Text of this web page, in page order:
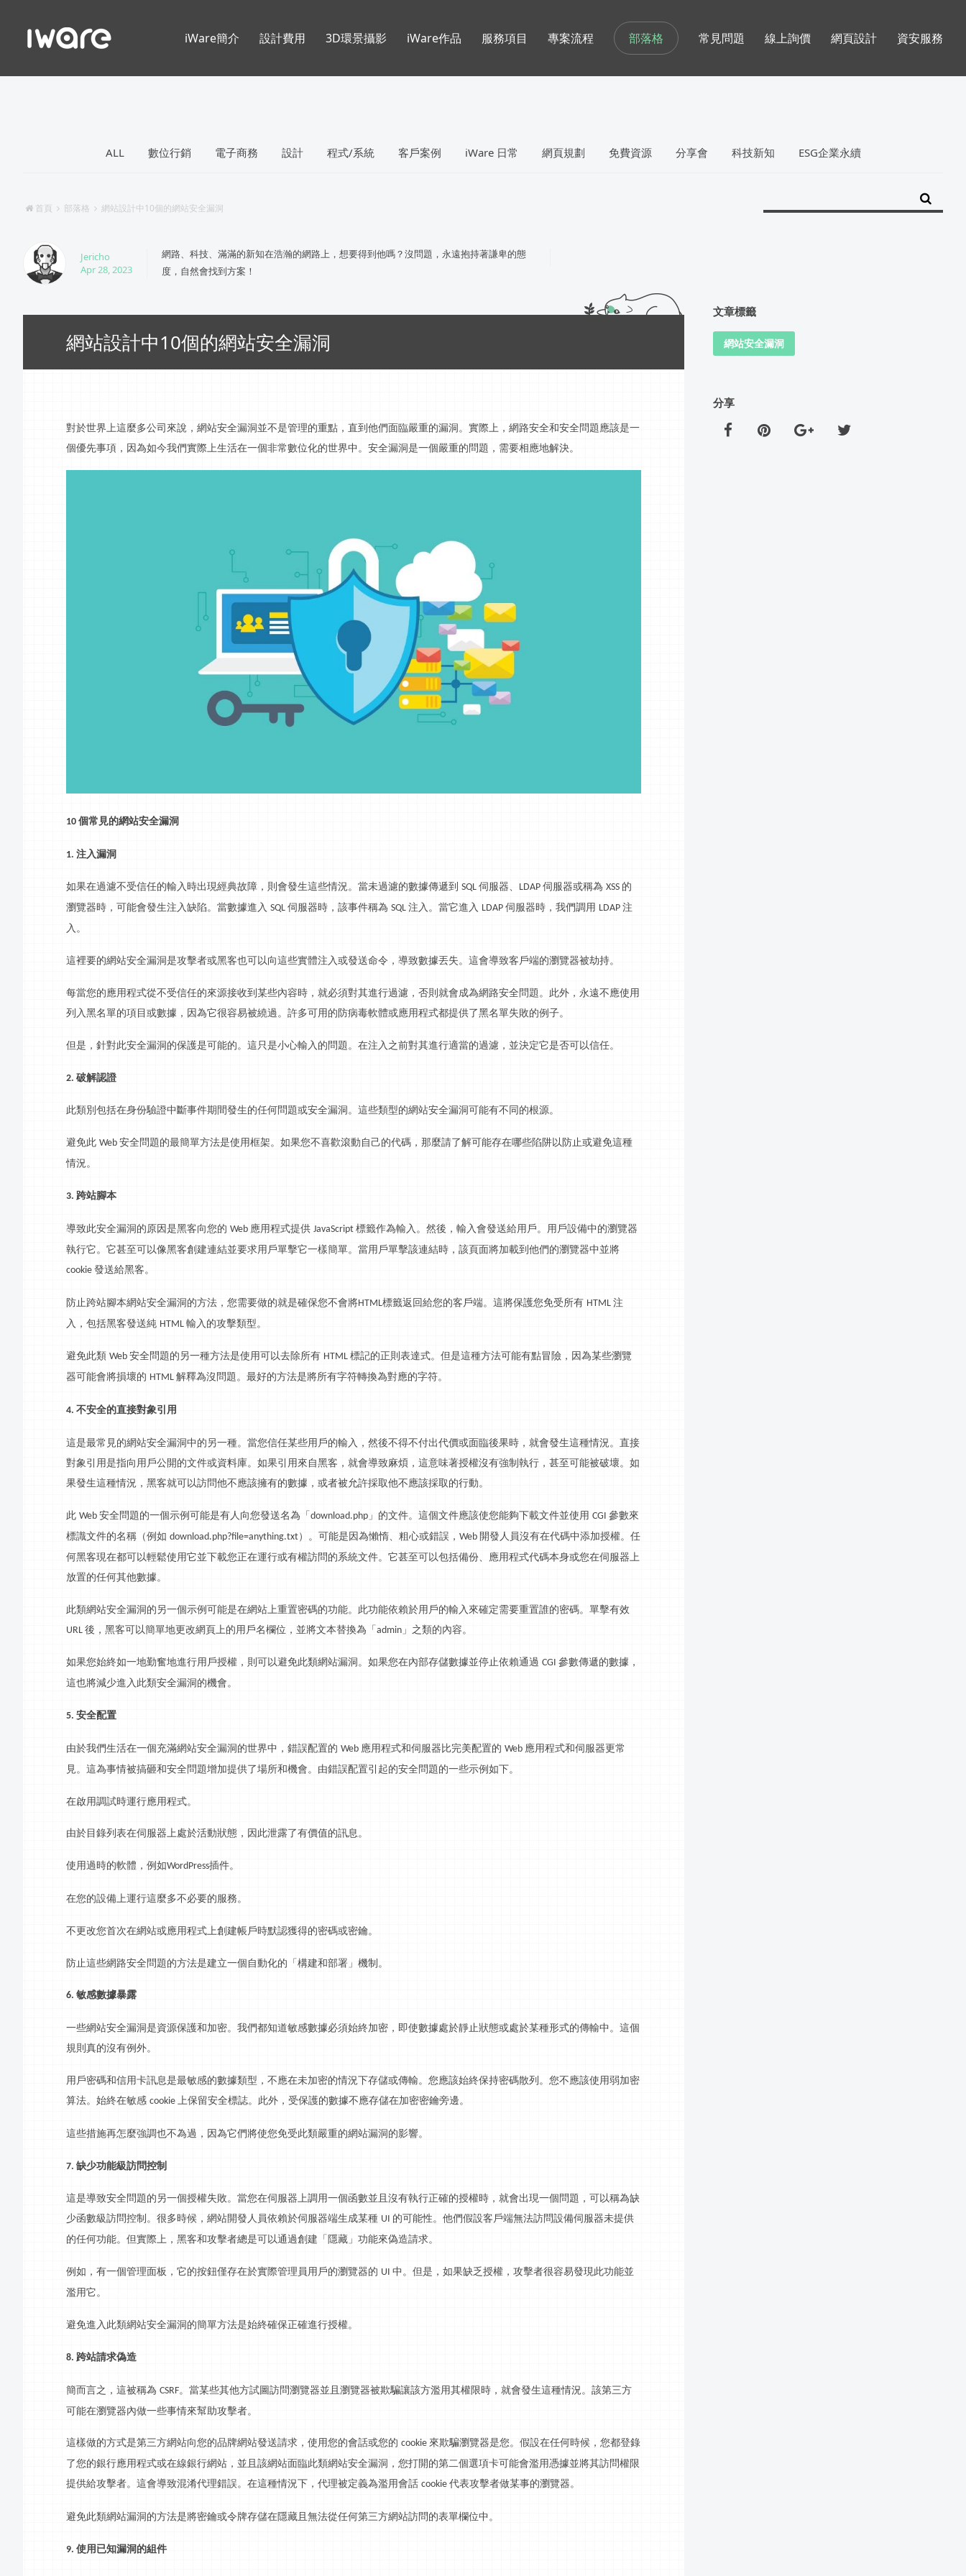
部落格
ALL 數位行銷 電子商務 設計 程式/系統 客戶案例 iWare 日常 網頁規劃 免費資源 分享會 科技新知 ESG企業永續
首頁 部落格 網站設計中10個的網站安全漏洞
Jericho
Apr 28, 2023
網路、科技、滿滿的新知在浩瀚的網路上，想要得到他嗎？沒問題，永遠抱持著謙卑的態
度，自然會找到方案！
網站設計中10個的網站安全漏洞
對於世界上這麼多公司來說，網站安全漏洞並不是管理的重點，直到他們面臨嚴重的漏洞。實際上， 網路安全和安全問題應該是一
個優先事項，因為如今我們實際上生活在一個非常數位化的世界中。安全漏洞是一個嚴重的問題，需要相應地解決。
10 個常見的網站安全漏洞
1. 注入漏洞
如果在過濾不受信任的輸入時出現經典故障，則會發生這些情況。當未過濾的數據傳遞到 SQL 伺服器、 LDAP 伺服器或稱為 XSS 的
瀏覽器時，可能會發生注入缺陷。當數據進入 SQL 伺服器時，該事件稱為 SQL 注入。當它進入 LDAP 伺服器時，我們調用 LDAP 注
入。
這裡要的網站安全漏洞是攻擊者或黑客也可以向這些實體注入或發送命令，導致數據丟失。這會導致客戶端的瀏覽器被劫持。
每當您的應用程式從不受信任的來源接收到某些內容時，就必須對其進行過濾，否則就會成為網路安全問題。此外，永遠不應使用
列入黑名單的項目或數據，因為它很容易被繞過。許多可用的防病毒軟體或應用程式都提供了黑名單失敗的例子。
但是，針對此安全漏洞的保護是可能的。這只是小心輸入的問題。在注入之前對其進行適當的過濾，並決定它是否可以信任。
2. 破解認證
此類別包括在身份驗證中斷事件期間發生的任何問題或安全漏洞。這些類型的網站安全漏洞可能有不同的根源。
避免此 Web 安全問題的最簡單方法是使用框架。如果您不喜歡滾動自己的代碼，那麼請了解可能存在哪些陷阱以防止或避免這種
情況。
3. 跨站腳本
導致此安全漏洞的原因是黑客向您的 Web 應用程式提供 JavaScript 標籤作為輸入。然後，輸入會發送給用戶。用戶設備中的瀏覽器
執行它。它甚至可以像黑客創建連結並要求用戶單擊它一樣簡單。當用戶單擊該連結時，該頁面將加載到他們的瀏覽器中並將
cookie 發送給黑客。
防止跨站腳本網站安全漏洞的方法，您需要做的就是確保您不會將HTML標籤返回給您的客戶端。這將保護您免受所有 HTML 注
入，包括黑客發送純 HTML 輸入的攻擊類型。
避免此類 Web 安全問題的另一種方法是使用可以去除所有 HTML 標記的正則表達式。但是這種方法可能有點冒險，因為某些瀏覽
器可能會將損壞的 HTML 解釋為沒問題。最好的方法是將所有字符轉換為對應的字符。
4. 不安全的直接對象引用
這是最常見的網站安全漏洞中的另一種。當您信任某些用戶的輸入，然後不得不付出代價或面臨後果時，就會發生這種情況。直接
對象引用是指向用戶公開的文件或資料庫。如果引用來自黑客，就會導致麻煩，這意味著授權沒有強制執行，甚至可能被破壞。如
果發生這種情況，黑客就可以訪問他不應該擁有的數據，或者被允許採取他不應該採取的行動。
此 Web 安全問題的一個示例可能是有人向您發送名為「download.php 」的文件。這個文件應該使您能夠下載文件並使用 CGI 參數來
標識文件的名稱（例如 download.php?file=anything.txt）。可能是因為懶惰、粗心或錯誤， Web 開發人員沒有在代碼中添加授權。任
何黑客現在都可以輕鬆使用它並下載您正在運行或有權訪問的系統文件。它甚至可以包括備份、應用程式代碼本身或您在伺服器上
放置的任何其他數據。
此類網站安全漏洞的另一個示例可能是在網站上重置密碼的功能。此功能依賴於用戶的輸入來確定需要重置誰的密碼。單擊有效
URL 後，黑客可以簡單地更改網頁上的用戶名欄位，並將文本替換為「admin 」之類的內容。
如果您始終如一地勤奮地進行用戶授權，則可以避免此類網站漏洞。如果您在內部存儲數據並停止依賴通過 CGI 參數傳遞的數據，
這也將減少進入此類安全漏洞的機會。
5.安全配置
由於我們生活在一個充滿網站安全漏洞的世界中，錯誤配置的 Web 應用程式和伺服器比完美配置的 Web 應用程式和伺服器更常
見。這為事情被搞砸和安全問題增加提供了場所和機會。由錯誤配置引起的安全問題的一些示例如下。
在啟用調試時運行應用程式。
由於目錄列表在伺服器上處於活動狀態，因此泄露了有價值的訊息。
使用過時的軟體，例如WordPress插件。
在您的設備上運行這麼多不必要的服務。
不更改您首次在網站或應用程式上創建帳戶時默認獲得的密碼或密鑰。
防止這些網路安全問題的方法是建立一個自動化的「構建和部署」機制。
6. 敏感數據暴露
一些網站安全漏洞是資源保護和加密。我們都知道敏感數據必須始終加密，即使數據處於靜止狀態或處於某種形式的傳輸中。這個
規則真的沒有例外。
用戶密碼和信用卡訊息是最敏感的數據類型，不應在未加密的情況下存儲或傳輸。您應該始終保持密碼散列。您不應該使用弱加密
算法。始終在敏感 cookie 上保留安全標誌。此外，受保護的數據不應存儲在加密密鑰旁邊。
這些措施再怎麼強調也不為過，因為它們將使您免受此類嚴重的網站漏洞的影響。
7. 缺少功能級訪問控制
這是導致安全問題的另一個授權失敗。當您在伺服器上調用一個函數並且沒有執行正確的授權時，就會出現一個問題，可以稱為缺
少函數級訪問控制。很多時候，網站開發人員依賴於伺服器端生成某種 UI 的可能性。他們假設客戶端無法訪問設備伺服器未提供
的任何功能。但實際上，黑客和攻擊者總是可以通過創建「隱藏」功能來偽造請求。
例如，有一個管理面板，它的按鈕僅存在於實際管理員用戶的瀏覽器的 UI 中。但是，如果缺乏授權，攻擊者很容易發現此功能並
濫用它。
避免進入此類網站安全漏洞的簡單方法是始終確保正確進行授權。
8. 跨站請求偽造
簡而言之，這被稱為 CSRF。當某些其他方試圖訪問瀏覽器並且瀏覽器被欺騙讓該方濫用其權限時，就會發生這種情況。該第三方
可能在瀏覽器內做一些事情來幫助攻擊者。
這樣做的方式是第三方網站向您的品牌網站發送請求，使用您的會話或您的 cookie 來欺騙瀏覽器是您。假設在任何時候，您都登錄
了您的銀行應用程式或在線銀行網站，並且該網站面臨此類網站安全漏洞，您打開的第二個選項卡可能會濫用憑據並將其訪問權限
提供給攻擊者。這會導致混淆代理錯誤。在這種情況下，代理被定義為濫用會話 cookie 代表攻擊者做某事的瀏覽器。
避免此類網站漏洞的方法是將密鑰或令牌存儲在隱藏且無法從任何第三方網站訪問的表單欄位中。
9. 使用已知漏洞的組件
文章標籤
網站安全漏洞
分享